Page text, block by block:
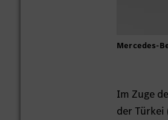
Mercedes-
Im Zuge
der Türkei